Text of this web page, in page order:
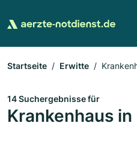
Startseite Erwitte
14 Suchergebnisse für
Krankenhaus